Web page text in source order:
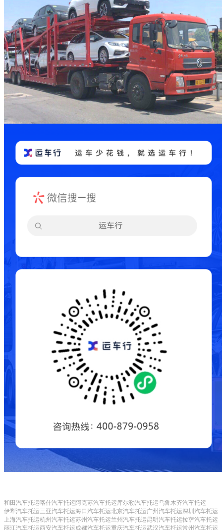
和田汽车托运喀什汽车托运阿克苏汽车托运库尔勒汽车托运乌鲁木齐汽车托运
伊犁汽车托运三亚汽车托运海口汽车托运北京汽车托运广州汽车托运深圳汽车托运
上海汽车托运杭州汽车托运苏州汽车托运兰州汽车托运昆明汽车托运拉萨汽车托运
丽江汽车托运西安汽车托运成都汽车托运重庆汽车托运武汉汽车托运常州汽车托运